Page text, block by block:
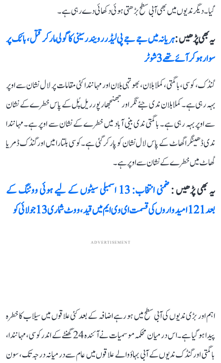
گیا۔ دیگر ندیوں میں بھی آبی سطح بڑھتی ہوئی دکھائی دے رہی ہے۔
یہ بھی پڑھیں :ہریانہ میں جے جے پی لیڈر رویندر سینی کا گولی مار کر قتل، بائک پر
سوار ہو کر آئے تھے 3 شوٹر
گنڈک، کوسی، باگمتی، کملا بلان، بھوتہی بلان اور مہانندا کئی مقامات پر لال نشان سے اوپر
بہہ رہی ہے۔ کملا بلان ندی جئے نگر اور جھنجھارپور ریل پُل کے پاس خطرے کے نشان
سے اوپر بہہ رہی ہے۔ باگمتی ندی بینی آباد میں خطرے کے نشان سے اوپر ہے۔ مہانندا
ندی ڈھینگرا گھاٹ کے پاس لال نشان کو پار کر گئی ہے۔ کوسی بلتارا میں اور گنڈک ڈمریا
گھاٹ میں خطرے کے نشان سے اوپر ہے۔
یہ بھی پڑھیں :
ضمنی انتخاب: 13 اسمبلی سیٹوں کے لیے ہوئی ووٹنگ کے
بعد 121 امیدواروں کی قسمت ای وی ایم میں قید، ووٹ شماری 13 جولائی کو
ADVERTISEMENT
اہم اور بڑی ندیوں کی آبی سطح میں ہو رہے اضافہ کے بعد کئی علاقوں میں سیلاب کا خطرہ
پیدا ہو گیا ہے۔ اس درمیان محکمہ موسمیات نے آئندہ 24 گھنٹے کے اندر کوسی، مہانندا،
باگمتی اور گنڈک ندیوں کے آبی بہاؤ والے علاقوں میں عام سے درمیانہ درجہ تک، سون